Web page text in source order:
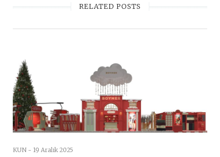
RELATED POSTS
KUN - 19 Aralık 2025